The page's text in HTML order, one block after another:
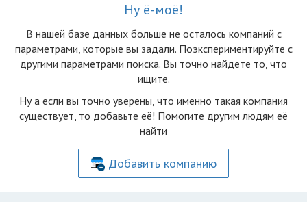
Ну ё-моё!
В нашей базе данных больше не осталоcь компаний с
параметрами, которые вы задали. Поэкспериментируйте с
другими параметрами поиска. Вы точно найдете то, что
ищите.
Ну а если вы точно уверены, что именно такая компания
существует, то добавьте её! Помогите другим людям её
найти
Добавить компанию